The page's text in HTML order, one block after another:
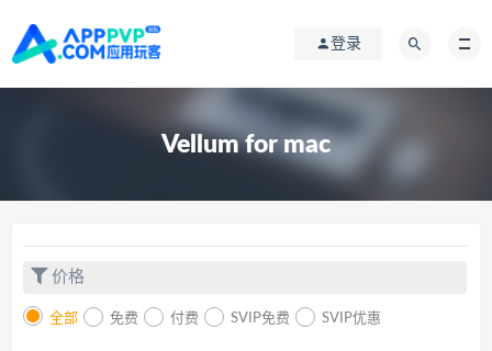
登录
Vellum for mac
价格
全部 免费 付费 SVIP免费 SVIP优惠